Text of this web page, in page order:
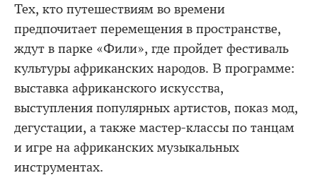
Тех, кто путешествиям во времени
предпочитает перемещения в пространстве,
ждут в парке «Фили», где пройдет фестиваль
культуры африканских народов. В программе:
выставка африканского искусства,
выступления популярных артистов, показ мод,
дегустации, а также мастер-классы по танцам
и игре на африканских музыкальных
инструментах.